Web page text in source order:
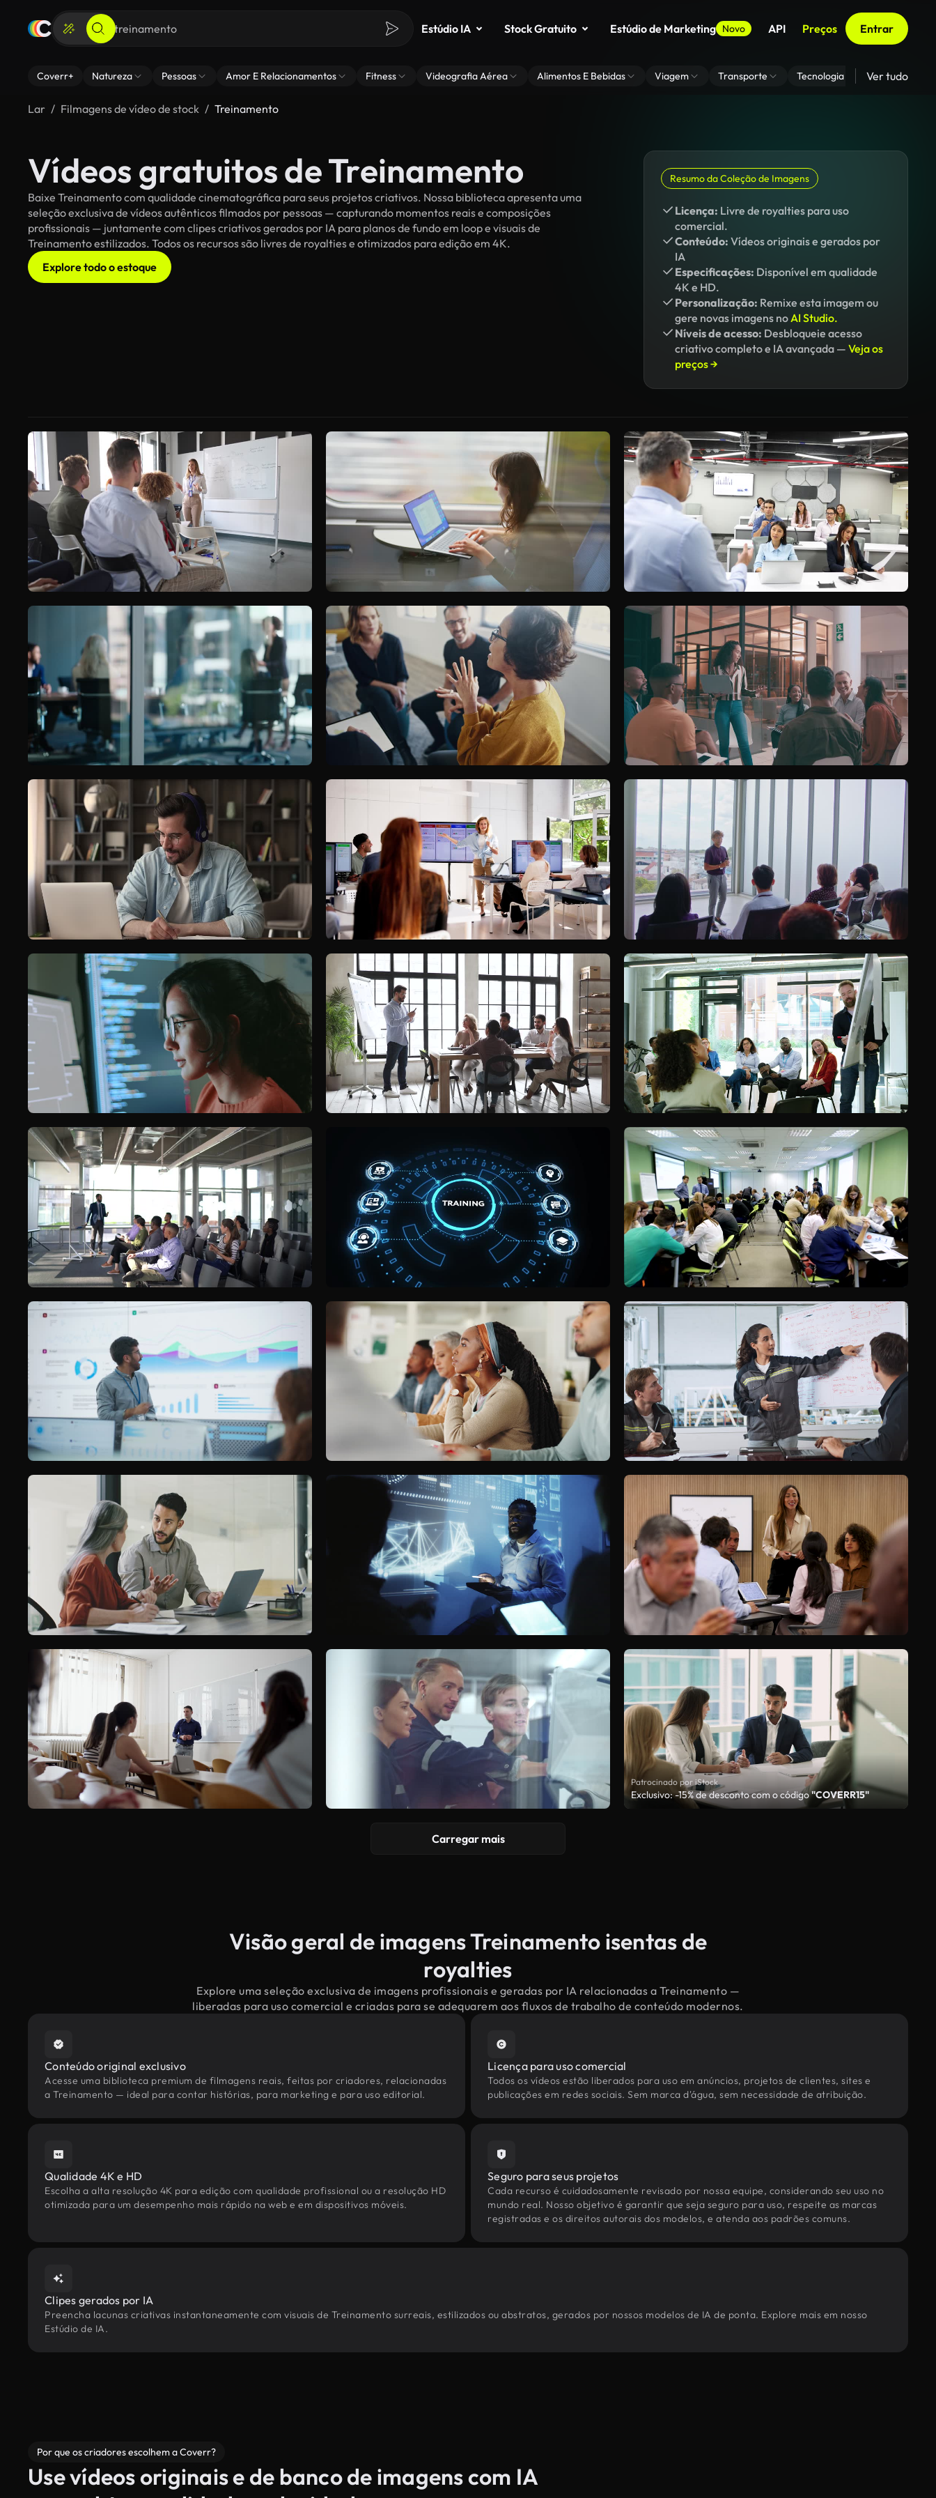
Estúdio IA Stock Gratuito Estúdio de Marketing Novo API Preços Entrar
Coverr+ Natureza Pessoas Amor E Relacionamentos Fitness Videografia Aérea Alimentos E Bebidas Viagem Transporte Tecnologia Zoom De
Ver tudo
Lar Filmagens de vídeo de stock Treinamento
Vídeos gratuitos de Treinamento
Baixe Treinamento com qualidade cinematográfica para seus projetos criativos. Nossa biblioteca apresenta uma
seleção exclusiva de vídeos autênticos filmados por pessoas — capturando momentos reais e composições
profissionais — juntamente com clipes criativos gerados por IA para planos de fundo em loop e visuais de
Treinamento estilizados. Todos os recursos são livres de royalties e otimizados para edição em 4K.
Explore todo o estoque
Resumo da Coleção de Imagens
Licença: Livre de royalties para uso
comercial.
Conteúdo: Vídeos originais e gerados por
IA
Especificações: Disponível em qualidade
4K e HD.
Personalização: Remixe esta imagem ou
gere novas imagens noAI Studio.
Níveis de acesso: Desbloqueie acesso
criativo completo e IA avançada — Veja os
preços →
Patrocinado por iStock
Exclusivo: -15% de desconto com o código"COVERR15"
Carregar mais
Visão geral de imagens Treinamento isentas de
royalties
Explore uma seleção exclusiva de imagens profissionais e geradas por IA relacionadas a Treinamento —
liberadas para uso comercial e criadas para se adequarem aos fluxos de trabalho de conteúdo modernos.
Conteúdo original exclusivo
Acesse uma biblioteca premium de filmagens reais, feitas por criadores, relacionadas
a Treinamento — ideal para contar histórias, para marketing e para uso editorial.
Licença para uso comercial
Todos os vídeos estão liberados para uso em anúncios, projetos de clientes, sites e
publicações em redes sociais. Sem marca d'água, sem necessidade de atribuição.
Qualidade 4K e HD
Escolha a alta resolução 4K para edição com qualidade profissional ou a resolução HD
otimizada para um desempenho mais rápido na web e em dispositivos móveis.
Seguro para seus projetos
Cada recurso é cuidadosamente revisado por nossa equipe, considerando seu uso no
mundo real. Nosso objetivo é garantir que seja seguro para uso, respeite as marcas
registradas e os direitos autorais dos modelos, e atenda aos padrões comuns.
Clipes gerados por IA
Preencha lacunas criativas instantaneamente com visuais de Treinamento surreais, estilizados ou abstratos, gerados por nossos modelos de IA de ponta. Explore mais em nosso
Estúdio de IA.
Por que os criadores escolhem a Coverr?
Use vídeos originais e de banco de imagens com IA